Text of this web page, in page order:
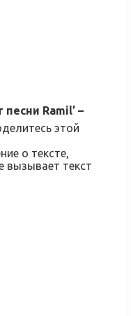
песни Ramil’ –
этой
о тексте,
вызывает текст